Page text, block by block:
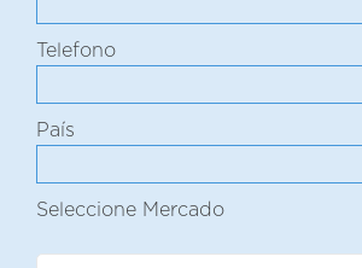
Telefono
País
Seleccione Mercado